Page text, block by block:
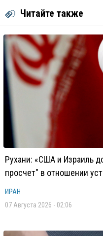
Читайте также
Рухани: «США и Израиль
просчет" в отношении
ИРАН
07 Августа 2026 - 02:06